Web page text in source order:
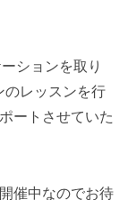
ションを取り
のレッスンを行
ートさせていた
催中なのでお待